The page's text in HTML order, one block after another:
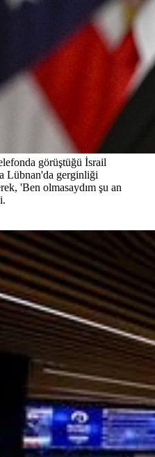
görüştüğü İsrail
Lübnan'da gerginliği
'Ben olmasaydım şu an